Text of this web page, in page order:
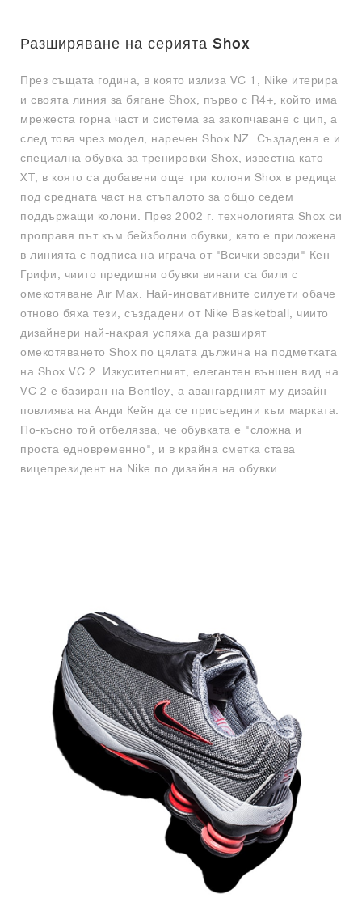
Разширяване на серията Shox
През същата година, в която излиза VC 1, Nike итерира
и своята линия за бягане Shox, първо с R4+, който има
мрежеста горна част и система за закопчаване с цип, а
след това чрез модел, наречен Shox NZ. Създадена е и
специална обувка за тренировки Shox, известна като
XT, в която са добавени още три колони Shox в редица
под средната част на стъпалото за общо седем
поддържащи колони. През 2002 г. технологията Shox си
проправя път към бейзболни обувки, като е приложена
в линията с подписа на играча от "Всички звезди" Кен
Грифи, чиито предишни обувки винаги са били с
омекотяване Air Max. Най-иновативните силуети обаче
отново бяха тези, създадени от Nike Basketball, чиито
дизайнери най-накрая успяха да разширят
омекотяването Shox по цялата дължина на подметката
на Shox VC 2. Изкусителният, елегантен външен вид на
VC 2 е базиран на Bentley, а авангардният му дизайн
повлиява на Анди Кейн да се присъедини към марката.
По-късно той отбелязва, че обувката е "сложна и
проста едновременно", и в крайна сметка става
вицепрезидент на Nike по дизайна на обувки.